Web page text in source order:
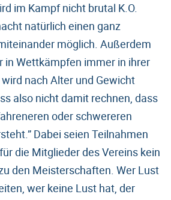
im Kampf nicht brutal K.O.
natürlich einen ganz
möglich. Außerdem
in Wettkämpfen immer in ihrer
nach Alter und Gewicht
also nicht damit rechnen, dass
oder schwereren
Dabei seien Teilnahmen
die Mitglieder des Vereins kein
den Meisterschaften. Wer Lust
wer keine Lust hat, der